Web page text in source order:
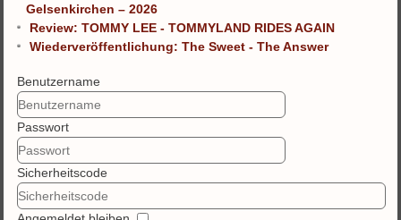
Gelsenkirchen – 2026
Review: TOMMY LEE - TOMMYLAND RIDES AGAIN
Wiederveröffentlichung: The Sweet - The Answer
Benutzername
Passwort
Sicherheitscode